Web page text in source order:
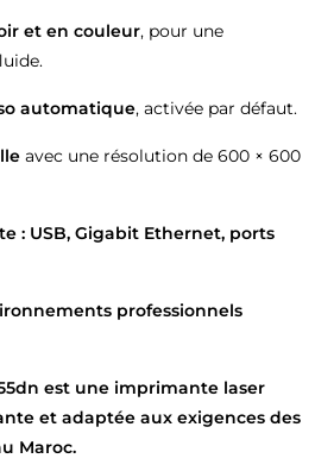
et en couleur, pour une
automatique, activée par défaut.
avec une résolution de 600 × 600
: USB, Gigabit Ethernet, ports
professionnels
est une imprimante laser
et adaptée aux exigences des
Maroc.